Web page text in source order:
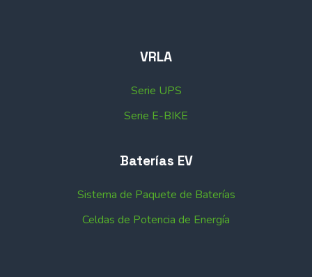
VRLA
Serie UPS
Serie E-BIKE
Baterías EV
Sistema de Paquete de Baterías
Celdas de Potencia de Energía